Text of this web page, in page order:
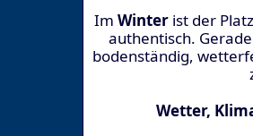
Im Winter ist der
authentisch.
bodenständig,
Wetter,